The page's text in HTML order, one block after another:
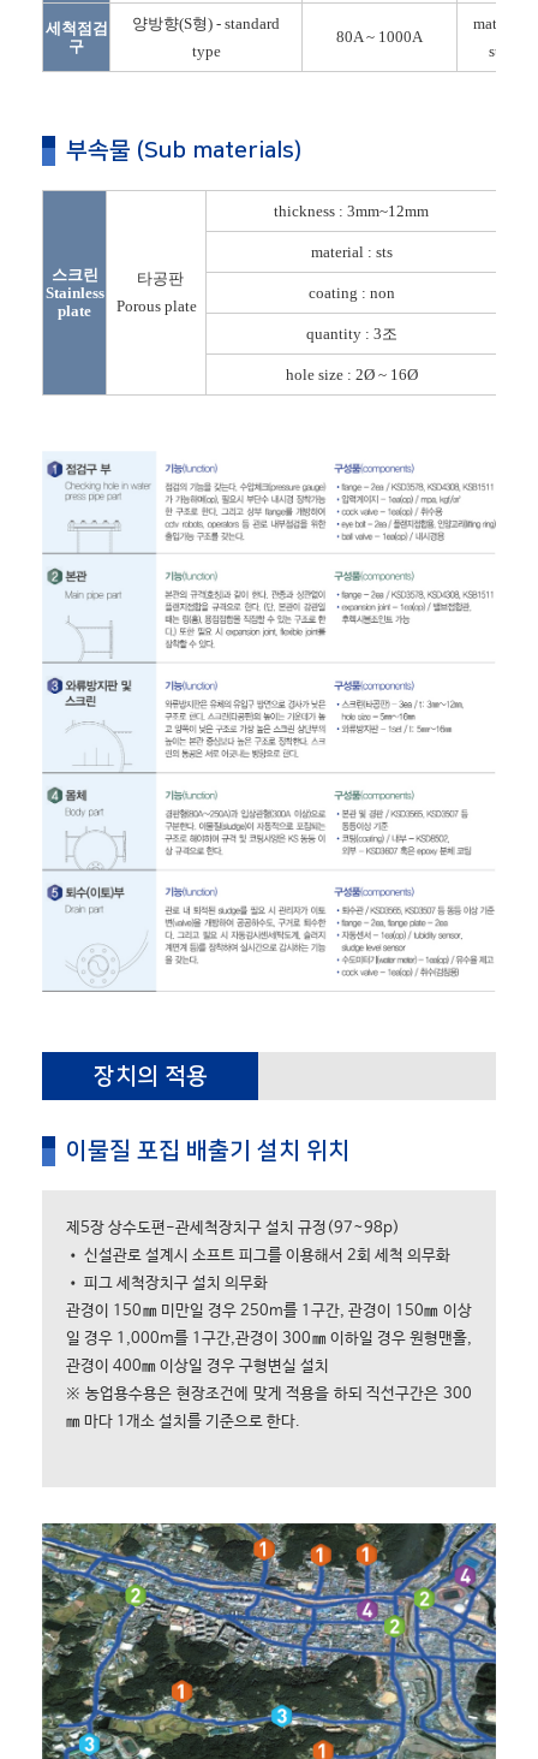
세척점검
구
양방향(S형) - standard
type
80A ~ 1000A
material :
steel
부속물 (Sub materials)
스크린
Stainless
plate
타공판
Porous plate
thickness : 3mm~12mm
material : sts
coating : non
quantity : 3조
hole size : 2Ø ~ 16Ø
장치의 적용
이물질 포집 배출기 설치 위치
제5장 상수도편-관세척장치구 설치 규정(97~98p)
• 신설관로 설계시 소프트 피그를 이용해서 2회 세척 의무화
• 피그 세척장치구 설치 의무화
관경이 150㎜ 미만일 경우 250m를 1구간, 관경이 150㎜ 이상
일 경우 1,000m를 1구간,관경이 300㎜ 이하일 경우 원형맨홀,
관경이 400㎜ 이상일 경우 구형변실 설치
※ 농업용수용은 현장조건에 맞게 적용을 하되 직선구간은 300
㎜ 마다 1개소 설치를 기준으로 한다.